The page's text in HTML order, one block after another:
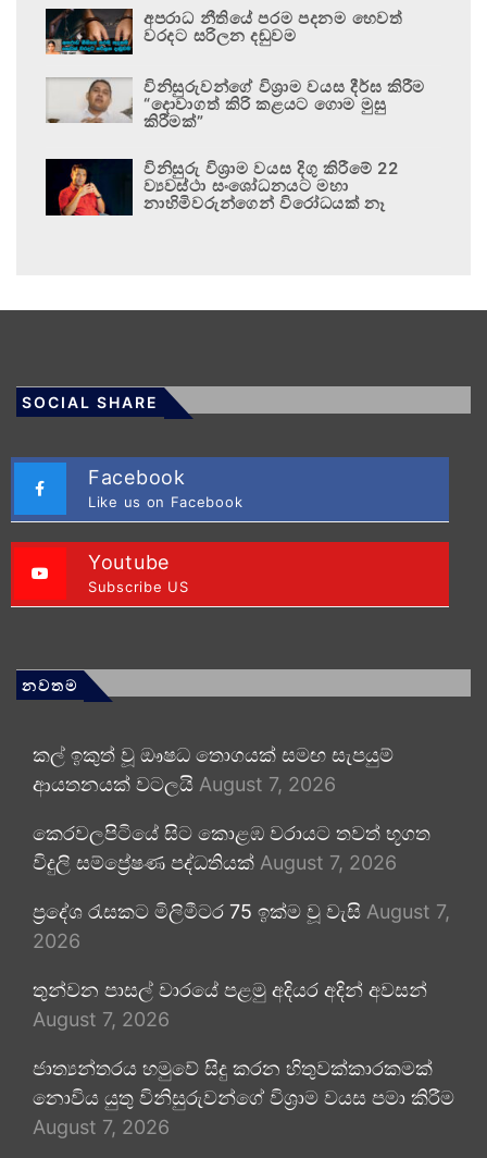
අපරාධ නීතියේ පරම පදනම හෙවත්
වරදට සරිලන දඬුවම
විනිසුරුවන්ගේ විශ්‍රාම වයස දීර්ඝ කිරීම
“දොවාගත් කිරි කළයට ගොම මුසු
කිරීමක්”
විනිසුරු විශ්‍රාම වයස දිගු කිරීමේ 22
ව්‍යවස්ථා සංශෝධනයට මහා
නාහිමිවරුන්ගෙන් විරෝධයක් නෑ
SOCIAL SHARE
Facebook
Like us on Facebook
Youtube
Subscribe US
නවතම
කල් ඉකුත් වූ ඖෂධ තොගයක් සමඟ සැපයුම්
ආයතනයක් වටලයි August 7, 2026
කෙරවලපිටියේ සිට කොළඹ වරායට තවත් භූගත
විදුලි සම්ප්‍රේෂණ පද්ධතියක් August 7, 2026
ප්‍රදේශ රැසකට මිලිමීටර 75 ඉක්ම වූ වැසි August 7,
2026
තුන්වන පාසල් වාරයේ පළමු අදියර අදින් අවසන්
August 7, 2026
ජාත්‍යන්තරය හමුවේ සිදු කරන හිතුවක්කාරකමක්
නොවිය යුතු විනිසුරුවන්ගේ විශ්‍රාම වයස පමා කිරීම
August 7, 2026